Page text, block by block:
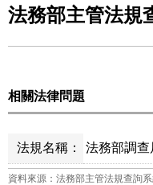
法務部主管法規
相關法律問題
法規名稱： 法務部調
資料來源：法務部主管法規查詢